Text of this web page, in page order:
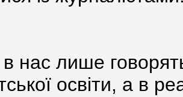
нас лише
освіти, а в